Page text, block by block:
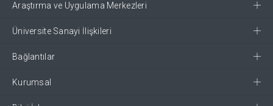
Araştırma ve Uygulama Merkezleri
Üniversite Sanayi İlişkileri
Bağlantılar
Kurumsal